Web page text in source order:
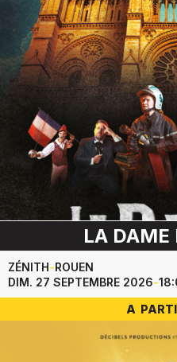
LA DAME
ZÉNITH-ROUEN
DIM. 27 SEPTEMBRE 2026-
A